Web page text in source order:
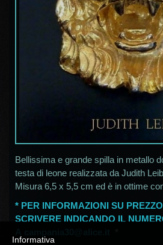
Bellissima e grande spilla in metallo
testa di leone realizzata da Judith
Misura 6,5 x 5,5 cm ed è in ottime
* PER INFORMAZIONI SU
SCRIVERE INDICANDO IL
Informativa